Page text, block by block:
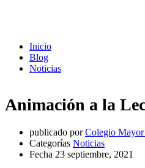
Inicio
Blog
Noticias
Animación a la
publicado por Colegio Mayor
Categorías Noticias
Fecha 23 septiembre, 2021